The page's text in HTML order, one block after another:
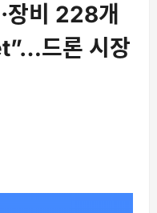
장비 228개
드론 시장